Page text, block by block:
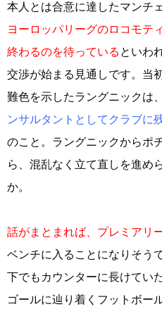
本人とは合意に達したマンチ
ヨーロッパリーグのロコモテ
終わるのを待っている といわ
交渉が始まる見通しです。当
難色を示したラングニックは、
ンサルタントとしてクラブに
のこと。ラングニックからポ
ら、混乱なく立て直しを進め
か。
話がまとまれば、プレミアリ
ベンチに入ることになりそう
下でもカウンターに長けてい
ゴールに辿り着くフットボー